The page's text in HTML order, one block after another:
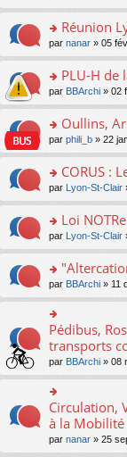
e
s
ré
e
pl
u
s
ré
e
n
o
lu
le
pl
u
s
c
e
nt
e
s
a
e
n
o
lu
le
pl
u
s
e
nt
er
le
m
e
s
a
g
e
n
lu
le
pl
u
ré
c
e
nt
o
n
ult
er
le
m
e
a
g
e
n
n
le
pl
u
s
ré
c
e
nt
Réunion
par nanar » 05
o
n
ult
er
le
m
e
a
g
e
n
n
le
pl
u
s
c
nt
PLU-H de
par BBArchi » 02
o
n
ult
er
le
m
e
a
g
e
n
o
n
lu
le
pl
u
s
ré
e
Oullins,
par phili_b » 22
o
n
ult
er
le
m
e
s
g
e
n
o
n
lu
le
pl
u
CORUS :
par Lyon-St-Clair
o
n
ult
er
le
m
e
s
a
e
n
o
n
Loi
par Lyon-St-Clair
o
n
s
ult
er
le
m
e
s
s
a
g
e
par BBArchi » 11
o
n
ult
er
le
m
e
s
Pédibus,
transports
par BBArchi » 08
o
n
ult
Circulation,
à la Mobilité
par nanar » 25